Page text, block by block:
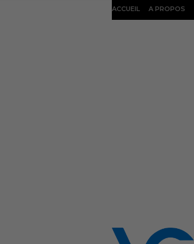
ACCUEIL A PROPOS